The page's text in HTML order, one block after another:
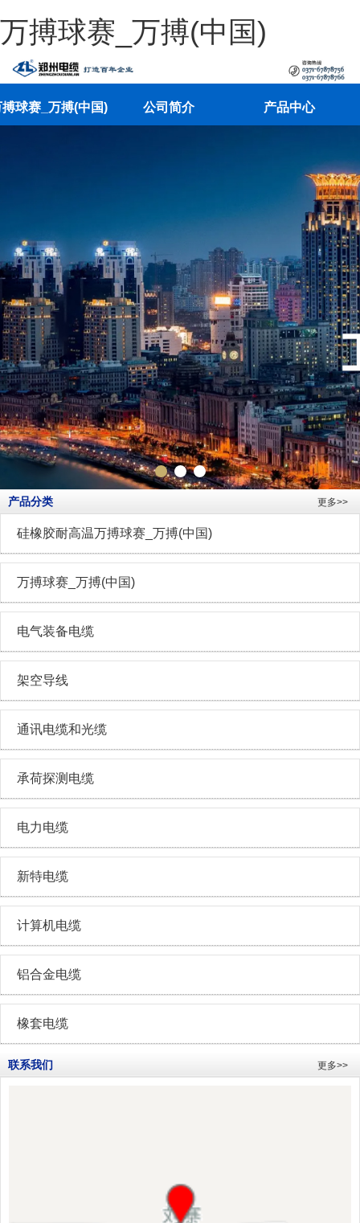
万搏球赛_万搏(中国)
球赛_万搏(中国) 公司简介 产品中心
产品分类 更多>>
硅橡胶耐高温万搏球赛_万搏(中国)
万搏球赛_万搏(中国)
电气装备电缆
架空导线
通讯电缆和光缆
承荷探测电缆
电力电缆
新特电缆
计算机电缆
铝合金电缆
橡套电缆
联系我们 更多>>